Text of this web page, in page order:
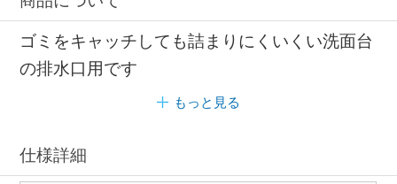
ゴミをキャッチしても詰まりにくいくい洗面台
の排水口用です
もっと見る
仕様詳細